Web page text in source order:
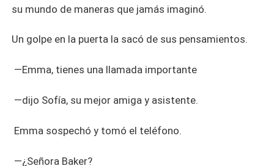
su mundo de maneras que jamás imaginó.
Un golpe en la puerta la sacó de sus pensamientos.
—Emma, tienes una llamada importante
—dijo Sofía, su mejor amiga y asistente.
Emma sospechó y tomó el teléfono.
—¿Señora Baker?